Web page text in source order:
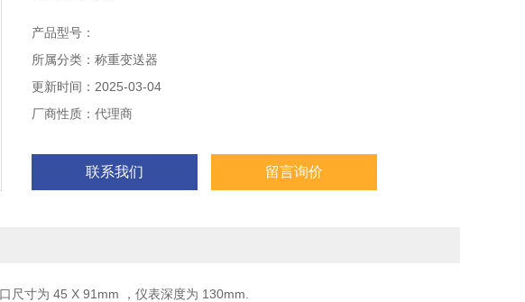
产品型号：
所属分类：称重变送器
更新时间：2025-03-04
厂商性质：代理商
联系我们 留言询价
尺寸为 45 X 91mm ，仪表深度为 130mm.